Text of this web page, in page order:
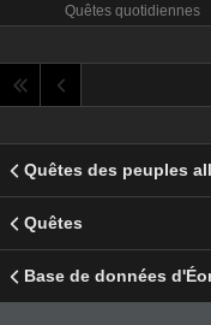
Quêtes quotidiennes
Quêtes des peuples
Quêtes
Base de données